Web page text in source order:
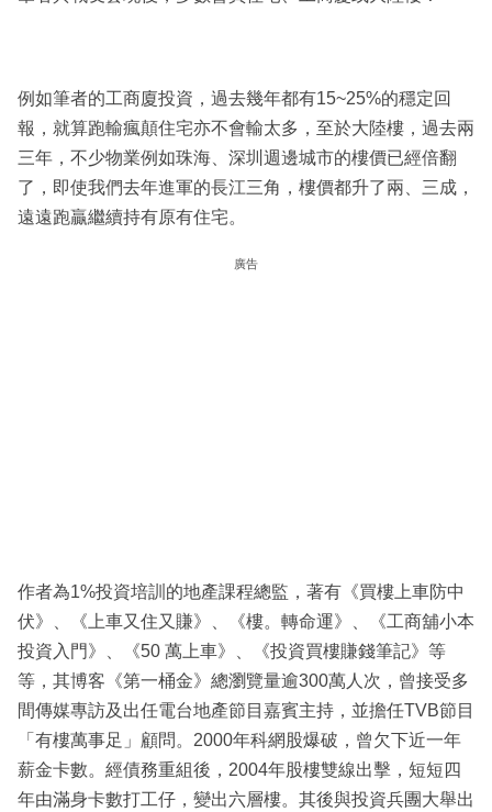
例如筆者的工商廈投資，過去幾年都有15~25%的穩定回
報，就算跑輸瘋顛住宅亦不會輸太多，至於大陸樓，過去兩
三年，不少物業例如珠海、深圳週邊城市的樓價已經倍翻
了，即使我們去年進軍的長江三角，樓價都升了兩、三成，
遠遠跑贏繼續持有原有住宅。
廣告
作者為1%投資培訓的地產課程總監，著有《買樓上車防中
伏》、《上車又住又賺》、《樓。轉命運》、《工商舖小本
投資入門》、《50 萬上車》、《投資買樓賺錢筆記》等
等，其博客《第一桶金》總瀏覽量逾300萬人次，曾接受多
間傳媒專訪及出任電台地產節目嘉賓主持，並擔任TVB節目
「有樓萬事足」顧問。2000年科網股爆破，曾欠下近一年
薪金卡數。經債務重組後，2004年股樓雙線出擊，短短四
年由滿身卡數打工仔，變出六層樓。其後與投資兵團大舉出